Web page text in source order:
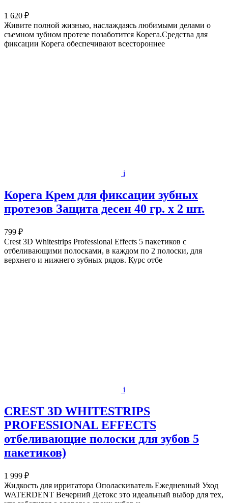
1 620 ₽
Живите полной жизнью, наслаждаясь любимыми делами о
съемном зубном протезе позаботится Корега.Средства для
фиксации Корега обеспечивают всестороннее
i
Корега Крем для фиксации зубных
протезов Защита десен 40 гр. х 2 шт.
799 ₽
Crest 3D Whitestrips Professional Effects 5 пакетиков с
отбеливающими полосками, в каждом по 2 полоски, для
верхнего и нижнего зубных рядов. Курс отбе
i
CREST 3D WHITESTRIPS
PROFESSIONAL EFFECTS
отбеливающие полоски для зубов 5
пакетиков)
1 999 ₽
Жидкость для ирригатора Ополаскиватель Ежедневный Уход
WATERDENT Вечерний Детокс это идеальный выбор для тех,